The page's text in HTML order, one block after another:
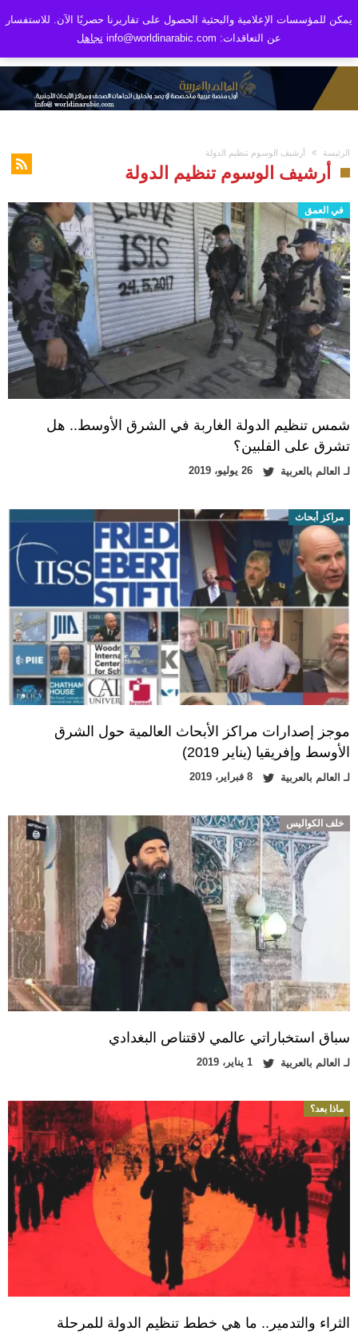
الرئيسة أرشيف الوسوم تنظيم الدولة
أرشيف الوسوم تنظيم الدولة
في العمق
شمس تنظيم الدولة الغاربة في الشرق الأوسط.. هل
تشرق على الفلبين؟
لـ العالم بالعربية 26 يوليو، 2019
مراكز أبحاث
موجز إصدارات مراكز الأبحاث العالمية حول الشرق
الأوسط وإفريقيا (يناير 2019)
لـ العالم بالعربية 8 فبراير، 2019
خلف الكواليس
سباق استخباراتي عالمي لاقتناص البغدادي
لـ العالم بالعربية 1 يناير، 2019
ماذا بعد؟
الثراء والتدمير.. ما هي خطط تنظيم الدولة للمرحلة
يمكن للمؤسسات الإعلامية والبحثية الحصول على تقاريرنا حصريًا الآن. للاستفسار
عن التعاقدات: info@worldinarabic.com
تجاهل